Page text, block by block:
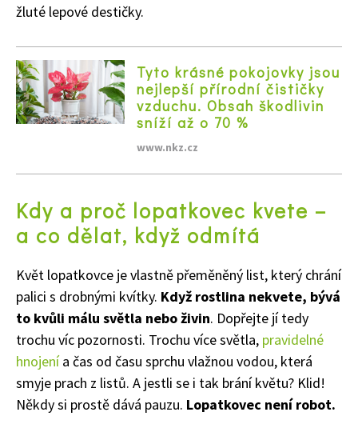
Naše krásná zahrada
žluté lepové destičky.
Tyto krásné pokojovky jsou
nejlepší přírodní čističky
vzduchu. Obsah škodlivin
sníží až o 70 %
www.nkz.cz
Kdy a proč lopatkovec kvete –
a co dělat, když odmítá
Květ lopatkovce je vlastně přeměněný list, který chrání
palici s drobnými kvítky. Když rostlina nekvete, bývá
to kvůli málu světla nebo živin. Dopřejte jí tedy
trochu víc pozornosti. Trochu více světla, pravidelné
hnojenía čas od času sprchu vlažnou vodou, která
smyje prach z listů. A jestli se i tak brání květu? Klid!
Někdy si prostě dává pauzu. Lopatkovec není robot.